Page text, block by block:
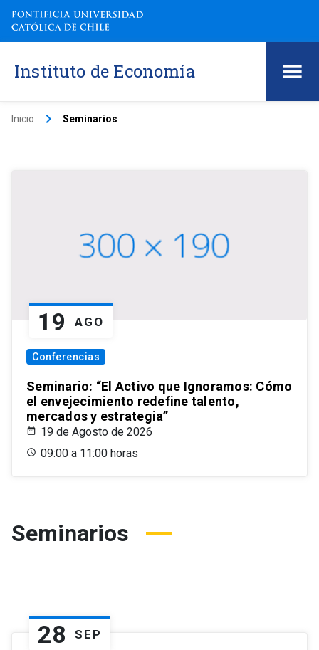
Instituto de Economía
Inicio keyboard_arrow_right Seminarios
19 AGO
Conferencias
Seminario: “El Activo que Ignoramos: Cómo
el envejecimiento redefine talento,
mercados y estrategia”
19 de Agosto de 2026
09:00 a 11:00 horas
Seminarios
28 SEP